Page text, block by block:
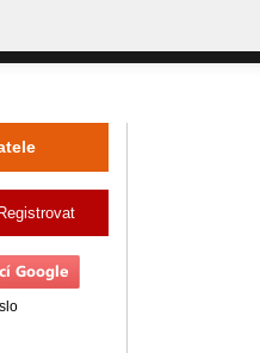
Registrovat